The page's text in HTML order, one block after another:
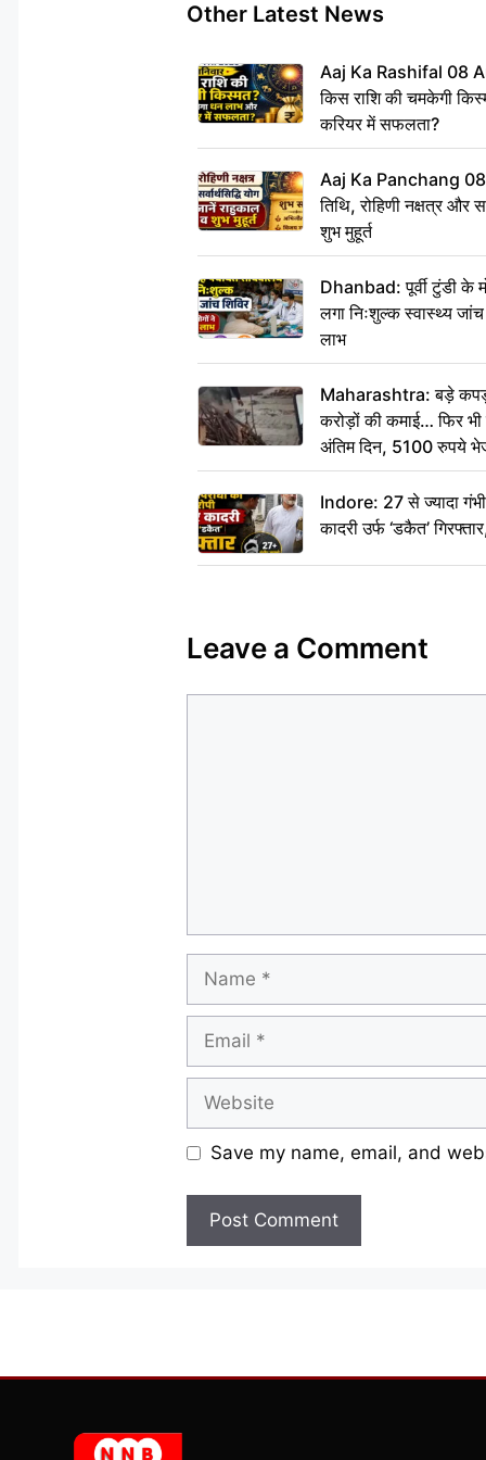
Other Latest News
Aaj Ka Rashifal 08
किस राशि की चमकेगी
करियर में सफलता?
Aaj Ka Panchang
तिथि, रोहिणी नक्षत्र और
शुभ मुहूर्त
Dhanbad: पूर्वी टुंडी के
लगा निःशुल्क स्वास्थ्य
लाभ
Maharashtra: बड़े कपड़ा
करोड़ों की कमाई… फिर
अंतिम दिन, 5100 रुपये
दीजिए हम नहीं आ पाएंगे
Indore: 27 से ज्यादा
कादरी उर्फ ‘डकैत’
Leave a Comment
Name
Email
Website
Save my name, email, and